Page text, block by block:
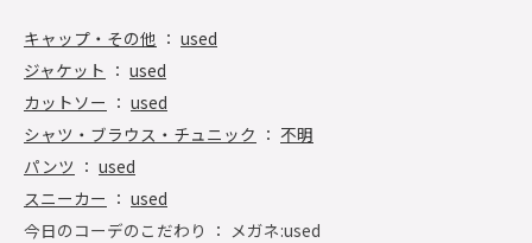
キャップ・その他 ： used
ジャケット ： used
カットソー ： used
シャツ・ブラウス・チュニック ： 不明
パンツ ： used
スニーカー ： used
今日のコーデのこだわり ： メガネ:used